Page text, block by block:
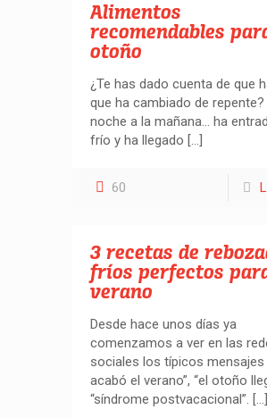
Alimentos
recomendables
otoño
¿Te has dado cuenta de que
que ha cambiado de repente?
noche a la mañana… ha
frío y ha llegado […]
60
3 recetas de
fríos perfectos
verano
Desde hace unos días ya
comenzamos a ver en las
sociales los típicos mensajes
acabó el verano”, “el otoño
“síndrome postvacacional”. […]